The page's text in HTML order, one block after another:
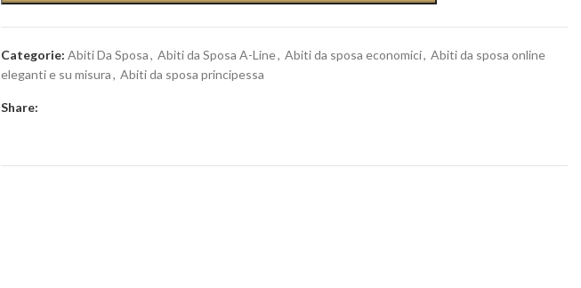
Categorie: Abiti Da Sposa, Abiti da Sposa A-Line, Abiti da sposa economici, Abiti da sposa online
eleganti e su misura, Abiti da sposa principessa
Share: